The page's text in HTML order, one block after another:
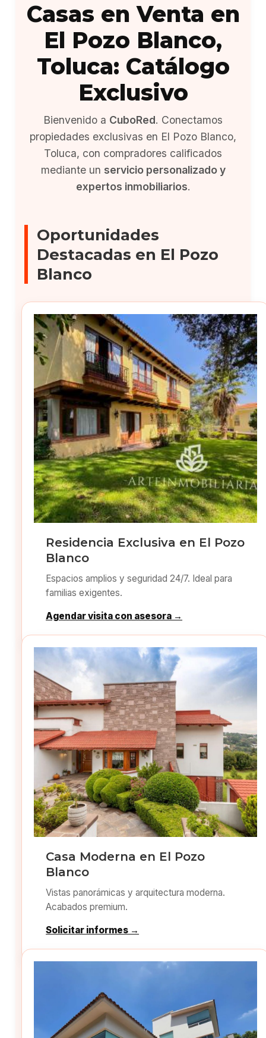
Casas en Venta en
El Pozo Blanco,
Toluca: Catálogo
Exclusivo
Bienvenido a CuboRed. Conectamos
propiedades exclusivas en El Pozo Blanco,
Toluca, con compradores calificados
mediante un servicio personalizado y
expertos inmobiliarios.
Oportunidades
Destacadas en El Pozo
Blanco
Residencia Exclusiva en El Pozo
Blanco
Espacios amplios y seguridad 24/7. Ideal para
familias exigentes.
Agendar visita con asesora →
Casa Moderna en El Pozo
Blanco
Vistas panorámicas y arquitectura moderna.
Acabados premium.
Solicitar informes →